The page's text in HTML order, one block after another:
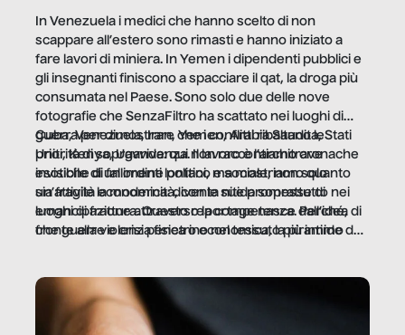
In Venezuela i medici che hanno scelto di non
scappare all’estero sono rimasti e hanno iniziato a
fare lavori di miniera. In Yemen i dipendenti pubblici e
gli insegnanti finiscono a spacciare il qat, la droga più
consumata nel Paese. Sono solo due delle nove
fotografie che SenzaFiltro ha scattato nei luoghi di
guerra per dimostrare che i conflitti ribaltano le
priorità di sopravvivenza. Il lavoro è l’architrave
invisibile di un ordine politico e sociale, non solo
un’attività economica: diventa nitida soprattutto nei
luoghi di frattura. Questo reportage nasce dall’idea
che guerre e crisi penetrino nel tessuto più intimo
Cuba, Venezuela, Iran, Yemen, Arabia Saudita, Stati
Uniti, Kenya, Uganda: qui non raccontiamo cronache
esotiche di fallimenti lontani, ma mostriamo quanto
sia fragile la modernità, con le sue promesse di
emancipazione attraverso la competenza. Perché, di
fronte alla violenza fisica o economica, la piramide del